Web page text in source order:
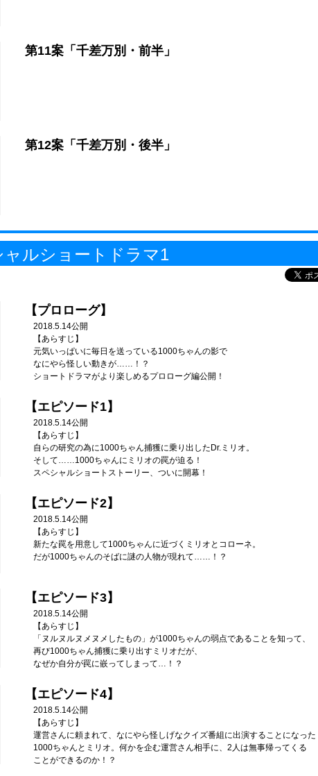
第11案「千差万別・前半」
第12案「千差万別・後半」
ルショートドラマ1
【プロローグ】
2018.5.14公開
【あらすじ】
元気いっぱいに毎日を送っている1000ちゃんの影で
なにやら怪しい動きが……！？
ショートドラマがより楽しめるプロローグ編公開！
【エピソード1】
2018.5.14公開
【あらすじ】
自らの研究の為に1000ちゃん捕獲に乗り出したDr.ミリオ。
そして……1000ちゃんにミリオの罠が迫る！
スペシャルショートストーリー、ついに開幕！
【エピソード2】
2018.5.14公開
【あらすじ】
新たな罠を用意して1000ちゃんに近づくミリオとコローネ。
だが1000ちゃんのそばに謎の人物が現れて……！？
【エピソード3】
2018.5.14公開
【あらすじ】
「ヌルヌルヌメヌメしたもの」が1000ちゃんの弱点であることを知って、
再び1000ちゃん捕獲に乗り出すミリオだが、
なぜか自分が罠に嵌ってしまって…！？
【エピソード4】
2018.5.14公開
【あらすじ】
運営さんに頼まれて、なにやら怪しげなクイズ番組に出演することになった
1000ちゃんとミリオ。何かを企む運営さん相手に、2人は無事帰ってくる
ことができるのか！？